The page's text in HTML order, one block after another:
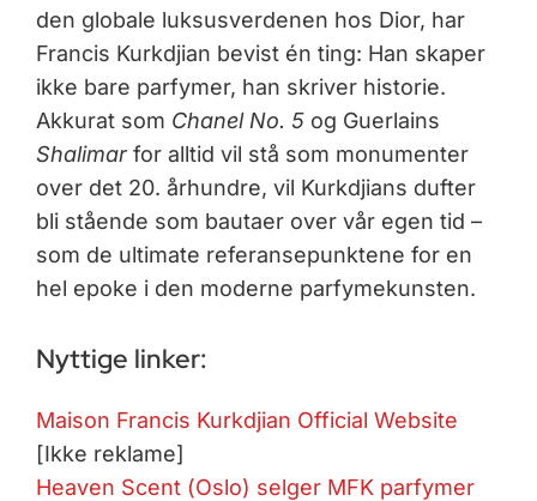
den globale luksusverdenen hos Dior, har
Francis Kurkdjian bevist én ting: Han skaper
ikke bare parfymer, han skriver historie.
Akkurat som Chanel No. 5og Guerlains
Shalimarfor alltid vil stå som monumenter
over det 20. århundre, vil Kurkdjians dufter
bli stående som bautaer over vår egen tid –
som de ultimate referansepunktene for en
hel epoke i den moderne parfymekunsten.
Nyttige linker:
Maison Francis Kurkdjian Official Website
[Ikke reklame]
Heaven Scent (Oslo) selger MFK parfymer